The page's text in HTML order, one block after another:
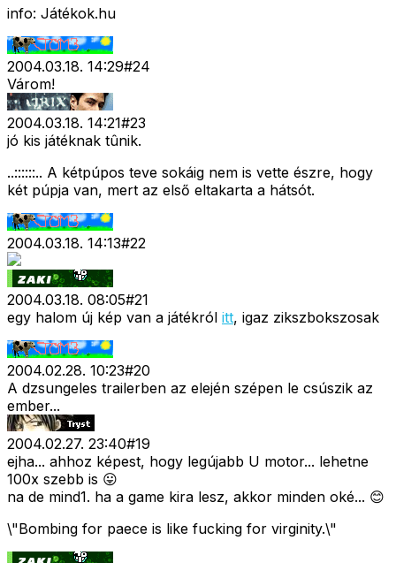
info: Játékok.hu
2004.03.18. 14:29#24
Várom!
2004.03.18. 14:21#23
jó kis játéknak tûnik.
..::::::.. A kétpúpos teve sokáig nem is vette észre, hogy
két púpja van, mert az első eltakarta a hátsót.
2004.03.18. 14:13#22
2004.03.18. 08:05#21
egy halom új kép van a játékról itt, igaz zikszbokszosak
2004.02.28. 10:23#20
A dzsungeles trailerben az elején szépen le csúszik az
ember...
2004.02.27. 23:40#19
ejha... ahhoz képest, hogy legújabb U motor... lehetne
100x szebb is 😛
na de mind1. ha a game kira lesz, akkor minden oké... 😊
\"Bombing for paece is like fucking for virginity.\"